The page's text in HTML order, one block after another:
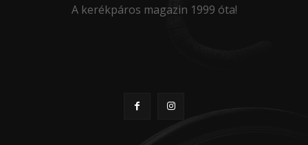
A kerékpáros magazin 1999 óta!